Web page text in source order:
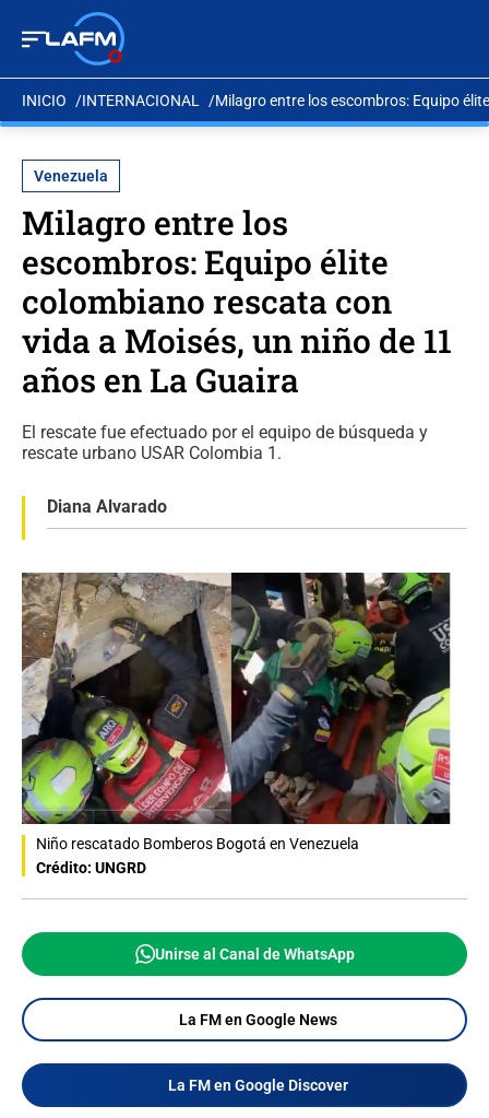
INICIO INTERNACIONAL Milagro entre los escombros: Equipo
Venezuela
Milagro entre los
escombros: Equipo élite
colombiano rescata con
vida a Moisés, un niño de 11
años en La Guaira
El rescate fue efectuado por el equipo de búsqueda y
rescate urbano USAR Colombia 1.
Diana Alvarado
Niño rescatado Bomberos Bogotá en Venezuela
Crédito: UNGRD
Unirse al Canal de WhatsApp
La FM en Google News
La FM en Google Discover